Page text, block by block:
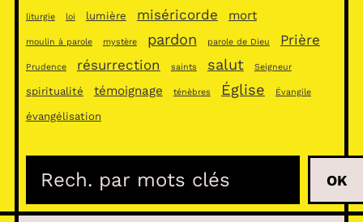
liturgie loi lumière miséricorde mort
moulin à parole mystère pardon parole de Dieu Prière
Prudence résurrection saints salut Seigneur
spiritualité témoignage ténèbres Église Évangile
évangélisation
c
OK